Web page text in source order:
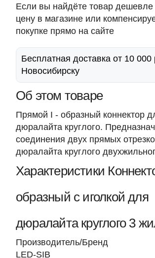
Если вы найдёте товар
цену в магазине или
покупке прямо на сайте
Бесплатная доставка от 10 000
Новосибирску
Об этом товаре
Прямой I - образный коннектор
дюралайта круглого.
соединения двух прямых
дюралайта круглого
Характеристики
образный с иголкой для
дюралайта круглого 3
Производитель/Бренд
LED-SIB